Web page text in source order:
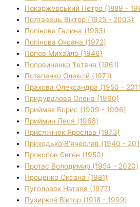
Покаржевський Петро (1889 -
Полтавець Віктор (1925 - 2003)
Попінова Галина (1983)
Попінова Оксана (1972)
Попов Михайло (1946)
Поповиченко Тетяна (1961)
Потапенко Олексій (1971)
Прахова Олександра (1950 -
Придувалова Олена (1960)
Приймак Борис (1909 - 1996)
Приймич Леся (1968)
Присяжнюк Ярослав (1973)
Приходько В'ячеслав (1940 -
Прокопов Євген (1950)
Протас Володимир (1954 - 2020)
Проценко Оксана (1981)
Пуголовок Наталя (1977)
Пузирков Віктор (1918 - 1999)